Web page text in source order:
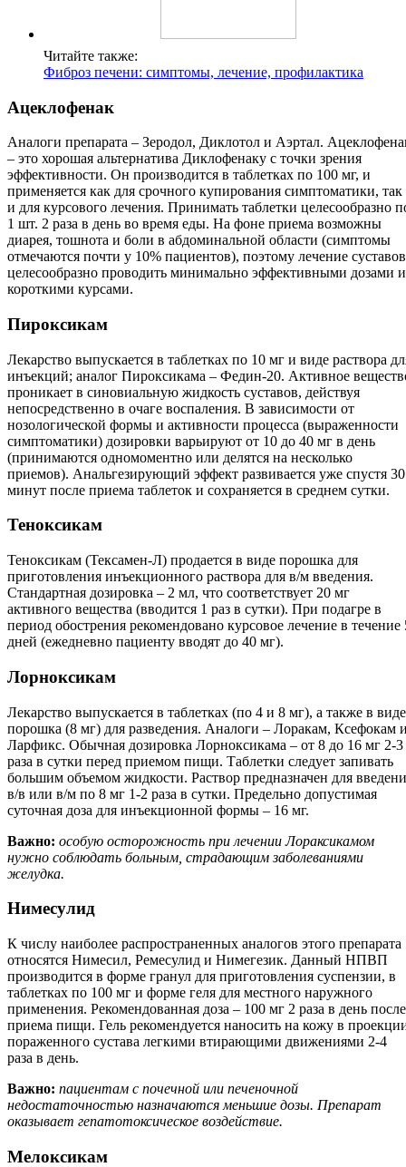
Читайте также:
Фиброз печени: симптомы, лечение, профилактика
Ацеклофенак
Аналоги препарата – Зеродол, Диклотол и Аэртал.
– это хорошая альтернатива Диклофенаку с точки зрения
эффективности. Он производится в таблетках по 100 мг, и
применяется как для срочного купирования симптоматики, так
и для курсового лечения. Принимать таблетки целесообразно
1 шт. 2 раза в день во время еды. На фоне приема возможны
диарея, тошнота и боли в абдоминальной области (симптомы
отмечаются почти у 10% пациентов), поэтому лечение суставов
целесообразно проводить минимально эффективными дозами и
короткими курсами.
Пироксикам
Лекарство выпускается в таблетках по 10 мг и виде раствора
инъекций; аналог Пироксикама – Федин-20. Активное
проникает в синовиальную жидкость суставов, действуя
непосредственно в очаге воспаления. В зависимости от
нозологической формы и активности процесса (выраженности
симптоматики) дозировки варьируют от 10 до 40 мг в день
(принимаются одномоментно или делятся на несколько
приемов). Анальгезирующий эффект развивается уже спустя 30
минут после приема таблеток и сохраняется в среднем сутки.
Теноксикам
Теноксикам (Тексамен-Л) продается в виде порошка для
приготовления инъекционного раствора для в/м введения.
Стандартная дозировка – 2 мл, что соответствует 20 мг
активного вещества (вводится 1 раз в сутки). При подагре в
период обострения рекомендовано курсовое лечение в течение
дней (ежедневно пациенту вводят до 40 мг).
Лорноксикам
Лекарство выпускается в таблетках (по 4 и 8 мг), а также в виде
порошка (8 мг) для разведения. Аналоги – Лоракам, Ксефокам
Ларфикс. Обычная дозировка Лорноксикама – от 8 до 16 мг 2-3
раза в сутки перед приемом пищи. Таблетки следует запивать
большим объемом жидкости. Раствор предназначен для
в/в или в/м по 8 мг 1-2 раза в сутки. Предельно допустимая
суточная доза для инъекционной формы – 16 мг.
Важно: особую осторожность при лечении Лораксикамом
нужно соблюдать больным, страдающим заболеваниями
желудка.
Нимесулид
К числу наиболее распространенных аналогов этого препарата
относятся Нимесил, Ремесулид и Нимегезик. Данный НПВП
производится в форме гранул для приготовления суспензии, в
таблетках по 100 мг и форме геля для местного наружного
применения. Рекомендованная доза – 100 мг 2 раза в день после
приема пищи. Гель рекомендуется наносить на кожу в
пораженного сустава легкими втирающими движениями 2-4
раза в день.
Важно: пациентам с почечной или печеночной
недостаточностью назначаются меньшие дозы. Препарат
оказывает гепатотоксическое воздействие.
Мелоксикам